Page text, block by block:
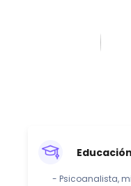
Educación
- Psicoanalista,